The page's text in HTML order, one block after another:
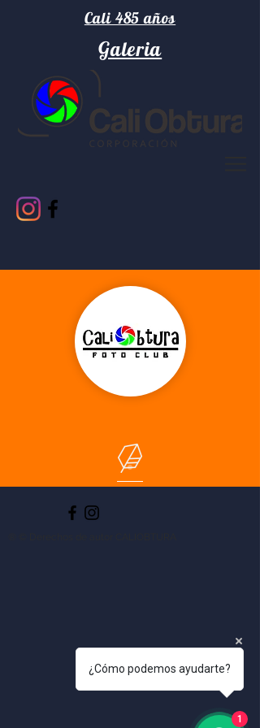
Cali 485 años
Galeria
¿Cómo podemos ayudarte?
1